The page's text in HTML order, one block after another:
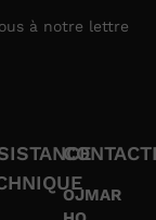
à notre lettre
OJMAR